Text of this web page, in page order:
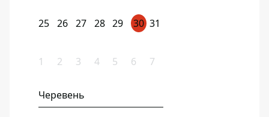
25 26 27 28 29 30 31
1 2 3 4 5 6 7
Черевень